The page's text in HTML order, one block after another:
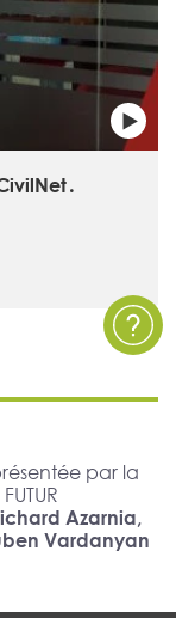
par la
Azarnia,
Vardanyan